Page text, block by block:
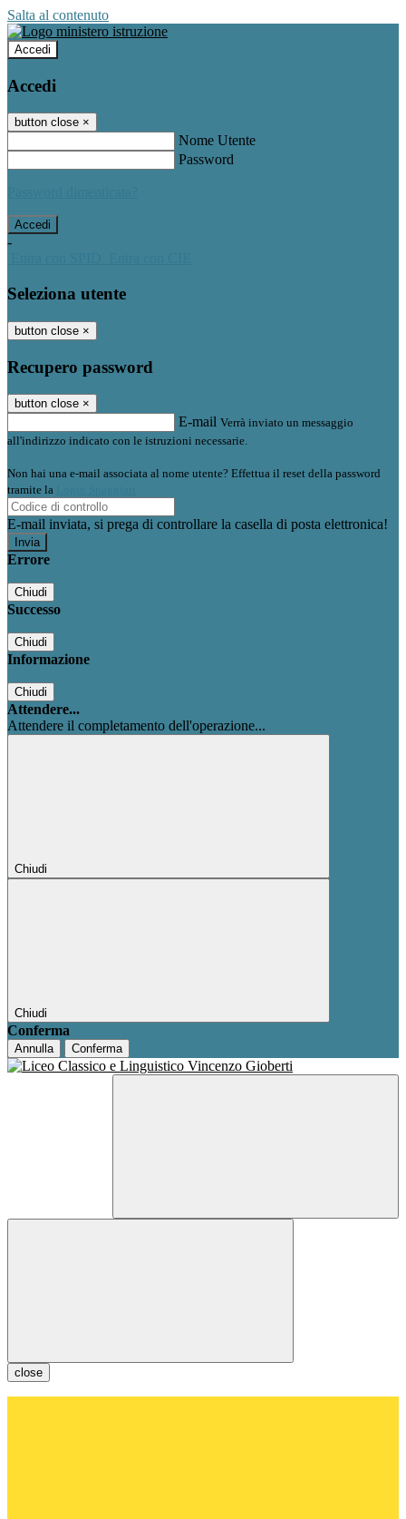
Salta al contenuto
Accedi
Accedi
button close ×
Nome Utente
Password
-
Seleziona utente
button close ×
Recupero password
button close ×
E-mail Verrà inviato un messaggio
all'indirizzo indicato con le istruzioni necessarie.
Non hai una e-mail associata al nome utente? Effettua il reset della password
tramite la
E-mail inviata, si prega di controllare la casella di posta elettronica!
Errore
Chiudi
Successo
Chiudi
Informazione
Chiudi
Attendere...
Attendere il completamento dell'operazione...
Chiudi
Chiudi
Conferma
Annulla Conferma
close